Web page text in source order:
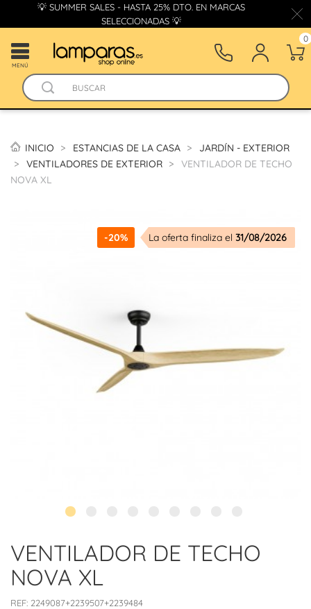
💡 SUMMER SALES - HASTA 25% DTO. EN MARCAS
SELECCIONADAS 💡
MENÚ
0
INICIO ESTANCIAS DE LA CASA
JARDÍN - EXTERIOR
VENTILADORES DE EXTERIOR
VENTILADOR DE TECHO
NOVA XL
-20% La oferta finaliza el 31/08/2026
VENTILADOR DE TECHO
NOVA XL
REF: 2249087+2239507+2239484